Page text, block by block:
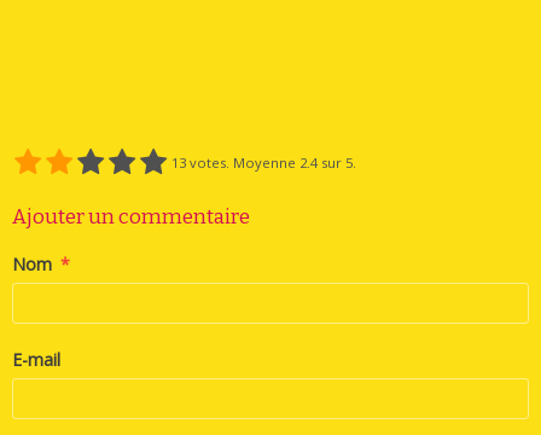
13 votes. Moyenne 2.4sur 5.
Ajouter un commentaire
Nom
E-mail